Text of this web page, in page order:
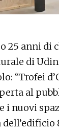
25 anni di
di
“Trofei
al
i nuovi